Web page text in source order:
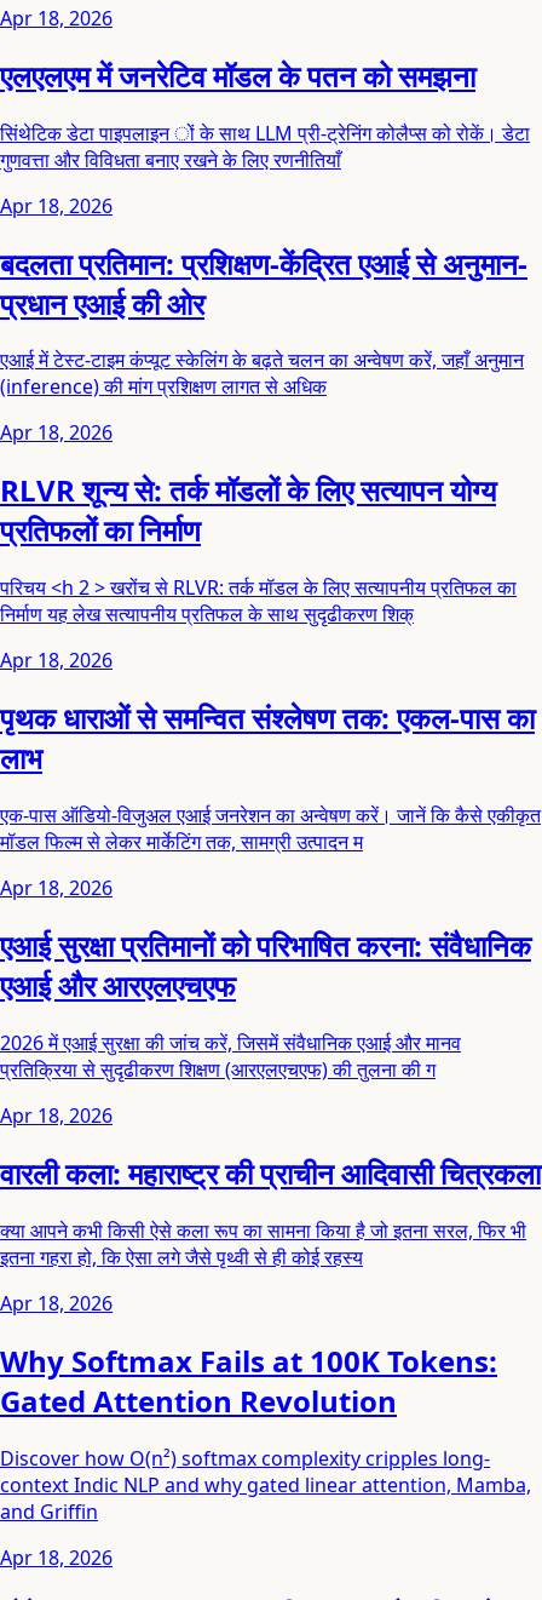
Apr 18, 2026
एलएलएम में जनरेटिव मॉडल के पतन को समझना
सिंथेटिक डेटा पाइपलाइन ों के साथ LLM प्री-ट्रेनिंग कोलैप्स को रोकें। डेटा
गुणवत्ता और विविधता बनाए रखने के लिए रणनीतियाँ
Apr 18, 2026
बदलता प्रतिमान: प्रशिक्षण-केंद्रित एआई से अनुमान-
प्रधान एआई की ओर
एआई में टेस्ट-टाइम कंप्यूट स्केलिंग के बढ़ते चलन का अन्वेषण करें, जहाँ अनुमान
(inference) की मांग प्रशिक्षण लागत से अधिक
Apr 18, 2026
RLVR शून्य से: तर्क मॉडलों के लिए सत्यापन योग्य
प्रतिफलों का निर्माण
परिचय <h 2 > खरोंच से RLVR: तर्क मॉडल के लिए सत्यापनीय प्रतिफल का
निर्माण यह लेख सत्यापनीय प्रतिफल के साथ सुदृढीकरण शिक्
Apr 18, 2026
पृथक धाराओं से समन्वित संश्लेषण तक: एकल-पास का
लाभ
एक-पास ऑडियो-विजुअल एआई जनरेशन का अन्वेषण करें। जानें कि कैसे एकीकृत
मॉडल फिल्म से लेकर मार्केटिंग तक, सामग्री उत्पादन म
Apr 18, 2026
एआई सुरक्षा प्रतिमानों को परिभाषित करना: संवैधानिक
एआई और आरएलएचएफ
2026 में एआई सुरक्षा की जांच करें, जिसमें संवैधानिक एआई और मानव
प्रतिक्रिया से सुदृढीकरण शिक्षण (आरएलएचएफ) की तुलना की ग
Apr 18, 2026
वारली कला: महाराष्ट्र की प्राचीन आदिवासी चित्रकला
क्या आपने कभी किसी ऐसे कला रूप का सामना किया है जो इतना सरल, फिर भी
इतना गहरा हो, कि ऐसा लगे जैसे पृथ्वी से ही कोई रहस्य
Apr 18, 2026
Why Softmax Fails at 100K Tokens:
Gated Attention Revolution
Discover how O(n²) softmax complexity cripples long-
context Indic NLP and why gated linear attention, Mamba,
and Griffin
Apr 18, 2026